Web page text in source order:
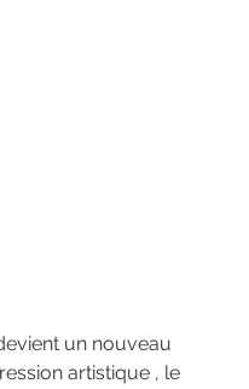
un nouveau
artistique , le